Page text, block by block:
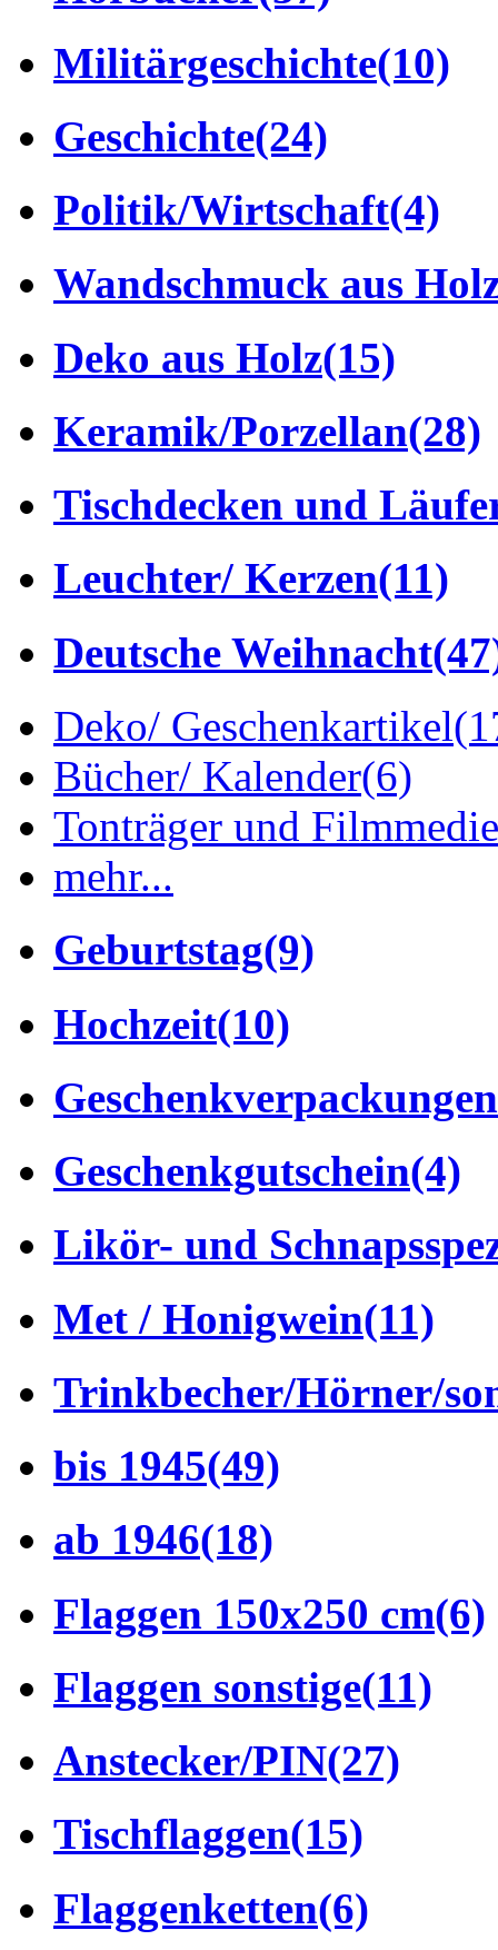
Militärgeschichte(10)
Geschichte(24)
Politik/Wirtschaft(4)
Wandschmuck aus
Deko aus Holz(15)
Keramik/Porzellan(28)
Tischdecken und
Leuchter/ Kerzen(11)
Deutsche Weihnacht
Deko/ Geschenkartikel
Bücher/ Kalender(6)
Tonträger und
mehr...
Geburtstag(9)
Hochzeit(10)
Geschenkverpackungen
Geschenkgutschein(4)
Likör- und
Met / Honigwein(11)
Trinkbecher/Hörner/
bis 1945(49)
ab 1946(18)
Flaggen 150x250 cm(6)
Flaggen sonstige(11)
Anstecker/PIN(27)
Tischflaggen(15)
Flaggenketten(6)